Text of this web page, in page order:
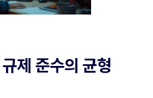
제 준수의 균형